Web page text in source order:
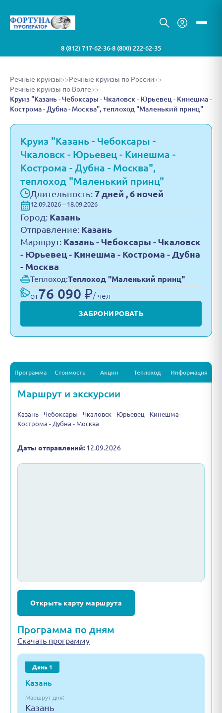
8 (812) 717-62-36•8 (800) 222-62-35
Речные круизы>>Речные круизы по России>>
Речные круизы по Волге>>
Круиз "Казань - Чебоксары - Чкаловск - Юрьевец - Кинешма -
Кострома - Дубна - Москва", теплоход "Маленький принц"
Круиз "Казань - Чебоксары -
Чкаловск - Юрьевец - Кинешма -
Кострома - Дубна - Москва",
теплоход "Маленький принц"
Длительность: 7 дней , 6 ночей
12.09.2026 – 18.09.2026
Город: Казань
Отправление: Казань
Маршрут: Казань - Чебоксары - Чкаловск
- Юрьевец - Кинешма - Кострома - Дубна
- Москва
Теплоход:Теплоход "Маленький принц"
от76 090 ₽/ чел
ЗАБРОНИРОВАТЬ
Программа Стоимость Акции Теплоход Информация
Маршрут и экскурсии
Казань - Чебоксары - Чкаловск - Юрьевец - Кинешма -
Кострома - Дубна - Москва
Даты отправлений: 12.09.2026
Открыть карту маршрута
Программа по дням
Скачать программу
День 1
Казань
Маршрут дня:
Казань